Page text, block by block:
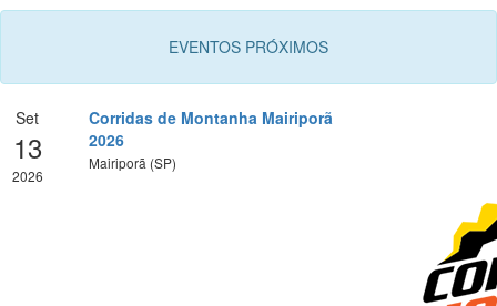
EVENTOS PRÓXIMOS
Set
13
2026
Corridas de Montanha Mairiporã
2026
Mairiporã (SP)